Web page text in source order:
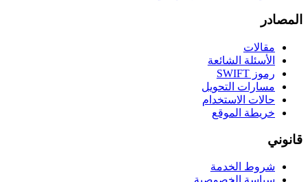
المصادر
مقالات
الأسئلة الشائعة
رموز SWIFT
مسارات التحويل
حالات الاستخدام
خريطة الموقع
قانوني
شروط الخدمة